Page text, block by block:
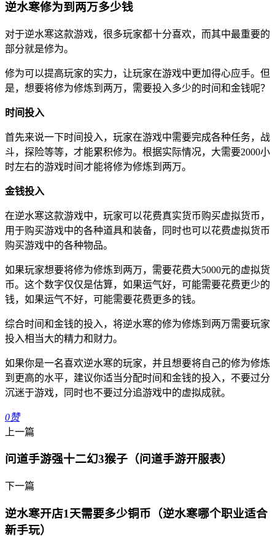
逆水寒修为到两万多少钱
对于逆水寒这款游戏，很多玩家都十分喜欢，而其中最重要的
部分就是修为。
修为可以提高玩家的实力，让玩家在游戏中更加得心应手。但
是，想要将修为修炼到两万，需要投入多少的时间和金钱呢？
时间投入
首先来说一下时间投入，玩家在游戏中需要完成各种任务，战
斗，探险等等，才能累积修为。根据实际情况，大需要2000小
时左右的游戏时间才能将修为修炼到两万。
金钱投入
在逆水寒这款游戏中，玩家可以花费真实货币购买虚拟货币，
用于购买游戏中的各种道具和装备，同时也可以花费虚拟货币
购买游戏中的各种物品。
如果玩家想要将修为修炼到两万，需要花费大5000元的虚拟货
币。这个数字仅仅是估算，如果运气好，可能需要花费更少的
钱，如果运气不好，可能需要花费更多的钱。
综合时间和金钱的投入，将逆水寒的修为修炼到两万需要玩家
投入相当大的精力和财力。
如果你是一名喜欢逆水寒的玩家，并且想要将自己的修为修炼
到更高的水平，建议你适当分配时间和金钱的投入，不要过分
沉迷于游戏，同时也不要过分追游戏中的虚拟成就。
0赞
上一篇
问道手游强十二幻3猴子（问道手游开服表）
下一篇
逆水寒开店1天需要多少铜币（逆水寒哪个职业适合
新手玩）